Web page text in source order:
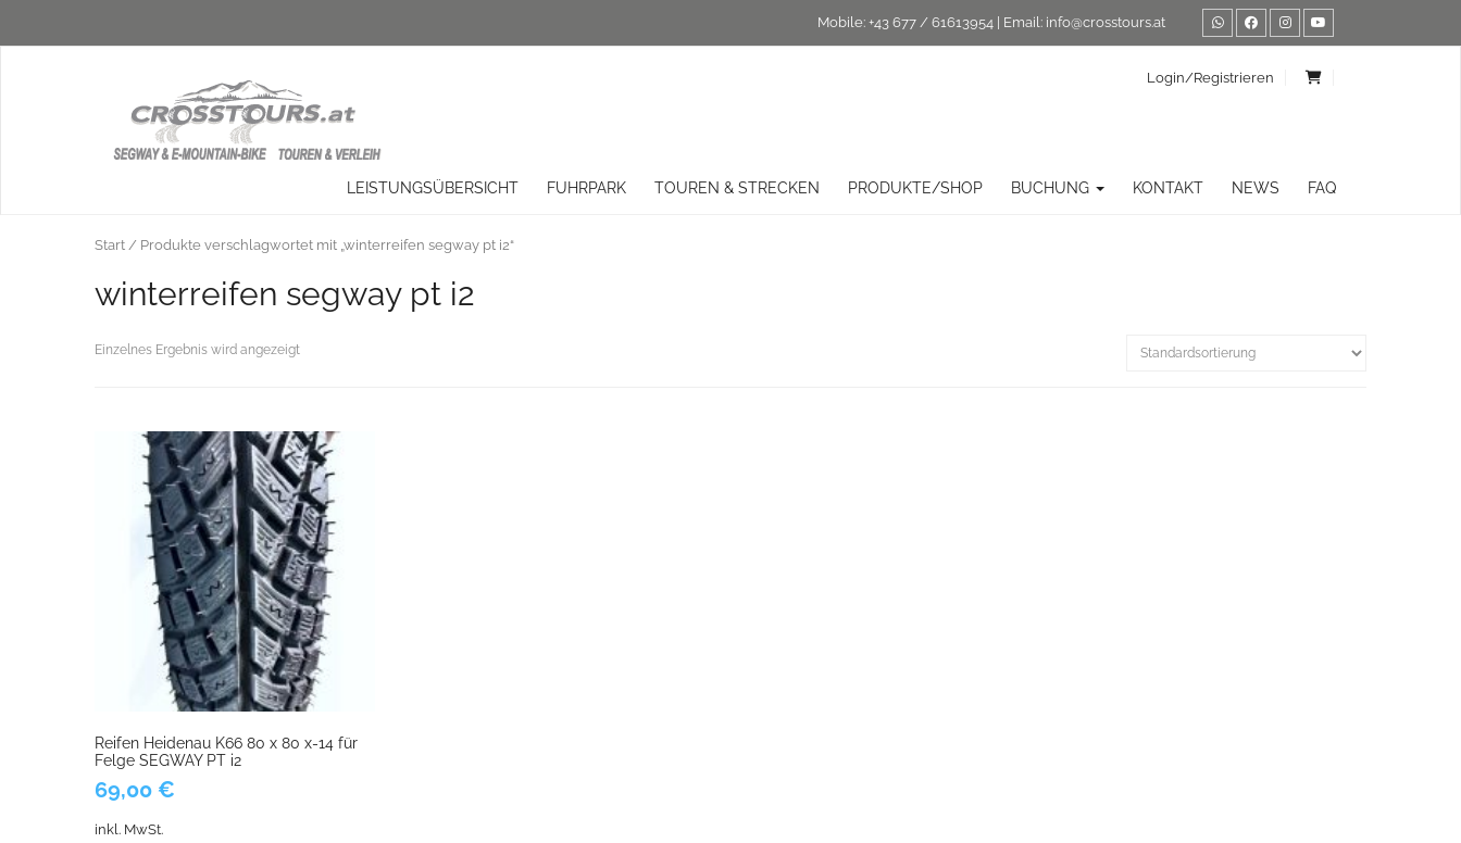
Mobile: +43 677 / 61613954 | Email: info@crosstours.at
Login/Registrieren
LEISTUNGSÜBERSICHT FUHRPARK TOUREN & STRECKEN PRODUKTE/SHOP BUCHUNG KONTAKT NEWS FAQ
Start / Produkte verschlagwortet mit „winterreifen segway pt i2“
winterreifen segway pt i2
Einzelnes Ergebnis wird angezeigt
Reifen Heidenau K66 80 x 80 x-14 für
Felge SEGWAY PT i2
69,00 €
inkl. MwSt.